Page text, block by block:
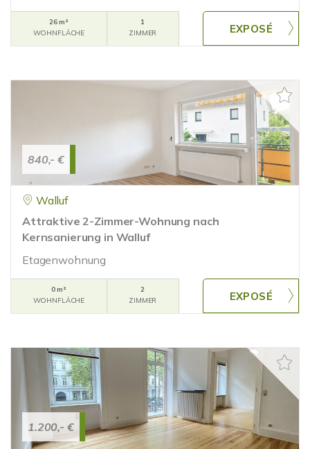
26 m²
WOHNFLÄCHE
1
ZIMMER
840,- €
Walluf
Attraktive 2-Zimmer-Wohnung nach
Kernsanierung in Walluf
Etagenwohnung
0 m²
WOHNFLÄCHE
2
ZIMMER
1.200,- €